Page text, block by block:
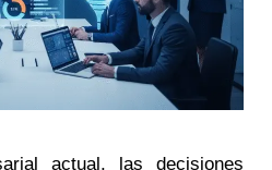
actual, las decisiones